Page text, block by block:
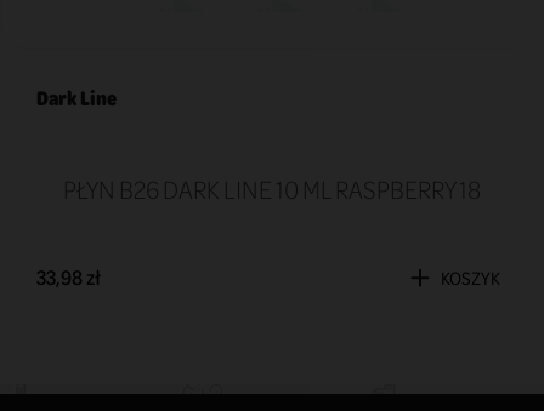
Dark Line
PŁYN B26 DARK LINE 10 ML RASPBERRY 18
33,98 zł KOSZYK